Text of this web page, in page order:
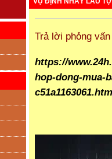
Trả lời phỏng
https://
hop-dong-mua-